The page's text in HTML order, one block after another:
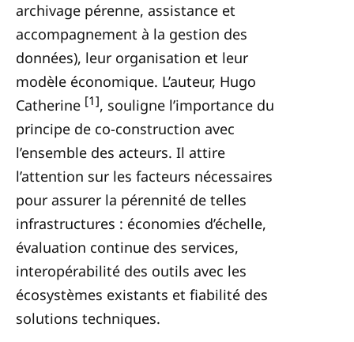
archivage pérenne, assistance et
accompagnement à la gestion des
données), leur organisation et leur
modèle économique. L’auteur, Hugo
Catherine [1], souligne l’importance du
principe de co-construction avec
l’ensemble des acteurs. Il attire
l’attention sur les facteurs nécessaires
pour assurer la pérennité de telles
infrastructures : économies d’échelle,
évaluation continue des services,
interopérabilité des outils avec les
écosystèmes existants et fiabilité des
solutions techniques.